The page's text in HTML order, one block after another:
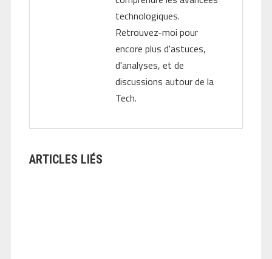
technologiques.
Retrouvez-moi pour
encore plus d'astuces,
d'analyses, et de
discussions autour de la
Tech.
ARTICLES LIÉS